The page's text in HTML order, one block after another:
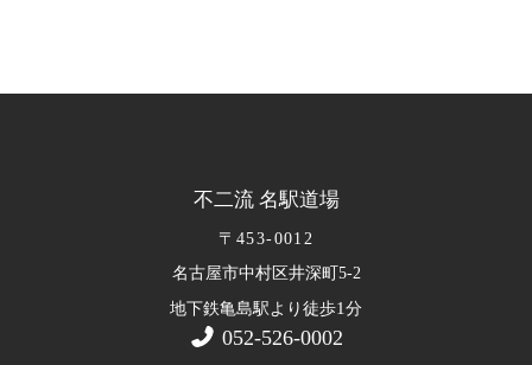
不二流 名駅道場
〒453-0012
名古屋市中村区井深町5-2
地下鉄亀島駅より徒歩1 分
052-526-0002